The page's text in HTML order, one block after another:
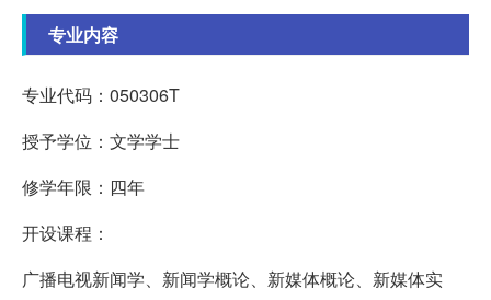
专业内容
专业代码：050306T
授予学位：文学学士
修学年限：四年
开设课程：
广播电视新闻学、新闻学概论、新媒体概论、新媒体实